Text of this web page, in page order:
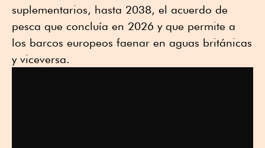
suplementarios, hasta 2038, el acuerdo de
pesca que concluía en 2026 y que permite a
los barcos europeos faenar en aguas británicas
y viceversa.